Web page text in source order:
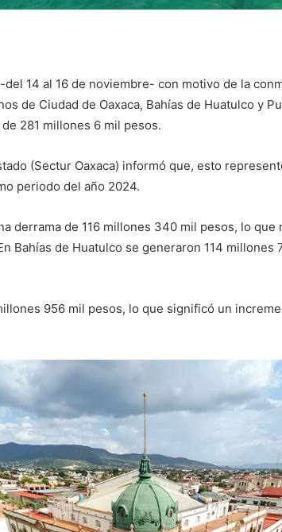
14 al 16 de noviembre- con motivo de la
de Ciudad de Oaxaca, Bahías de Huatulco y
281 millones 6 mil pesos.
(Sectur Oaxaca) informó que, esto
periodo del año 2024.
derrama de 116 millones 340 mil pesos, lo
Bahías de Huatulco se generaron 114 millones
956 mil pesos, lo que significó un